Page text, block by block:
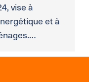
vise à
et à